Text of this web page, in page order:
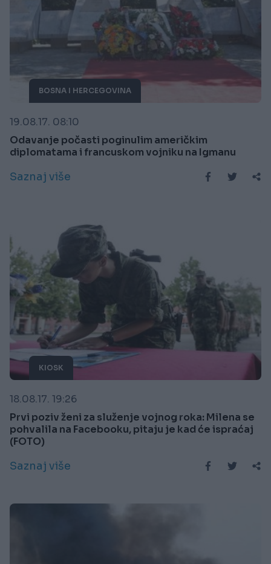
BOSNA I HERCEGOVINA
19.08.17. 08:10
Odavanje počasti poginulim američkim
diplomatama i francuskom vojniku na Igmanu
Saznaj više
KIOSK
18.08.17. 19:26
Prvi poziv ženi za služenje vojnog roka: Milena se
pohvalila na Facebooku, pitaju je kad će ispraćaj
(FOTO)
Saznaj više